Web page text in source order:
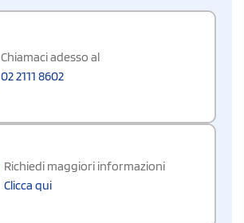
Chiamaci adesso al
02 2111 8602
Richiedi maggiori informazioni
Clicca qui